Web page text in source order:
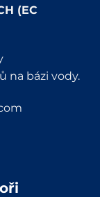
(EC
na bázi vody.